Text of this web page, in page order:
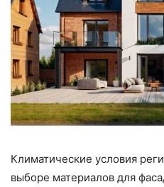
Климатические условия
выборе материалов для